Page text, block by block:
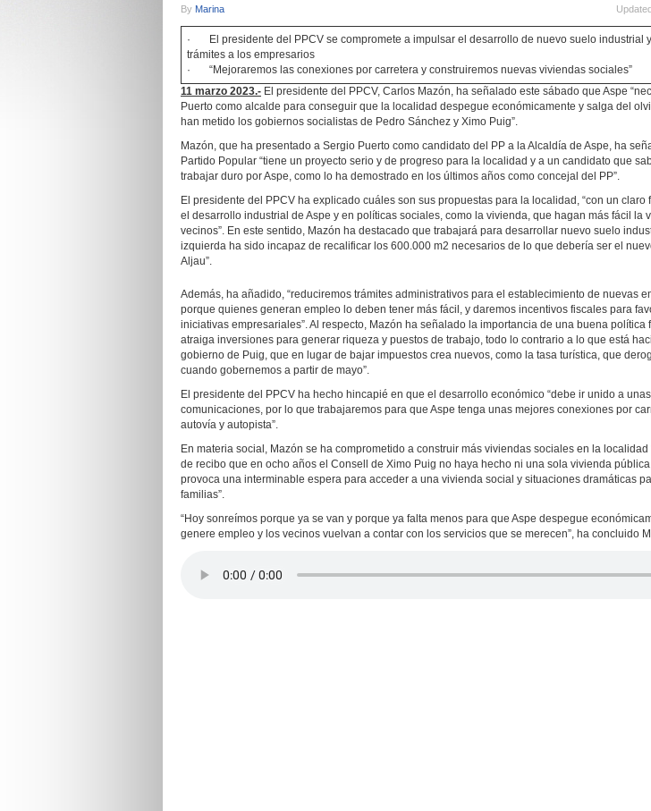
By Marina
· El presidente del PPCV se compromete a impulsar el desarrollo de nuevo suelo industrial
trámites a los empresarios
· “Mejoraremos las conexiones por carretera y construiremos nuevas viviendas sociales”
11 marzo 2023.- El presidente del PPCV, Carlos Mazón, ha señalado este sábado que Aspe
Puerto como alcalde para conseguir que la localidad despegue económicamente y salga del
han metido los gobiernos socialistas de Pedro Sánchez y Ximo Puig”.
Mazón, que ha presentado a Sergio Puerto como candidato del PP a la Alcaldía de Aspe, ha
Partido Popular “tiene un proyecto serio y de progreso para la localidad y a un candidato que
trabajar duro por Aspe, como lo ha demostrado en los últimos años como concejal del PP”.
El presidente del PPCV ha explicado cuáles son sus propuestas para la localidad, “con un claro
el desarrollo industrial de Aspe y en políticas sociales, como la vivienda, que hagan más fácil la
vecinos”. En este sentido, Mazón ha destacado que trabajará para desarrollar nuevo suelo
izquierda ha sido incapaz de recalificar los 600.000 m2 necesarios de lo que debería ser el
Aljau”.
Además, ha añadido, “reduciremos trámites administrativos para el establecimiento de nuevas
porque quienes generan empleo lo deben tener más fácil, y daremos incentivos fiscales para
iniciativas empresariales”. Al respecto, Mazón ha señalado la importancia de una buena política
atraiga inversiones para generar riqueza y puestos de trabajo, todo lo contrario a lo que está
gobierno de Puig, que en lugar de bajar impuestos crea nuevos, como la tasa turística, que
cuando gobernemos a partir de mayo”.
El presidente del PPCV ha hecho hincapié en que el desarrollo económico “debe ir unido a
comunicaciones, por lo que trabajaremos para que Aspe tenga unas mejores conexiones por
autovía y autopista”.
En materia social, Mazón se ha comprometido a construir más viviendas sociales en la localidad
de recibo que en ocho años el Consell de Ximo Puig no haya hecho ni una sola vivienda
provoca una interminable espera para acceder a una vivienda social y situaciones dramáticas
familias”.
“Hoy sonreímos porque ya se van y porque ya falta menos para que Aspe despegue
genere empleo y los vecinos vuelvan a contar con los servicios que se merecen”, ha concluido